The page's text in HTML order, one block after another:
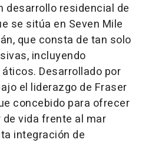
desarrollo residencial de
se sitúa en Seven Mile
que consta de tan solo
incluyendo
Desarrollado por
el liderazgo de Fraser
concebido para ofrecer
vida frente al mar
integración de